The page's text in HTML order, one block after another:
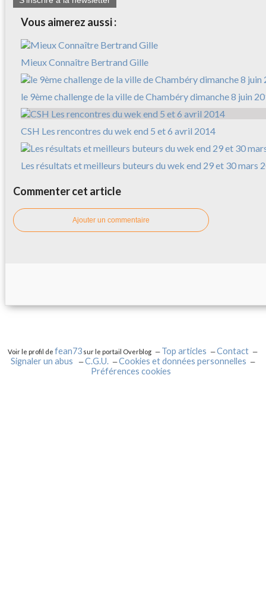
Vous aimerez aussi :
Mieux Connaître Bertrand Gille
le 9ème challenge de la ville de Chambéry dimanche 8 juin
CSH Les rencontres du wek end 5 et 6 avril 2014
Les résultats et meilleurs buteurs du wek end 29 et 30 mars
Commenter cet article
Ajouter un commentaire
Voir le profil defean73 sur le portail Overblog Top articles
Contact
Signaler un abus
C.G.U.
Cookies et données personnelles
Préférences cookies